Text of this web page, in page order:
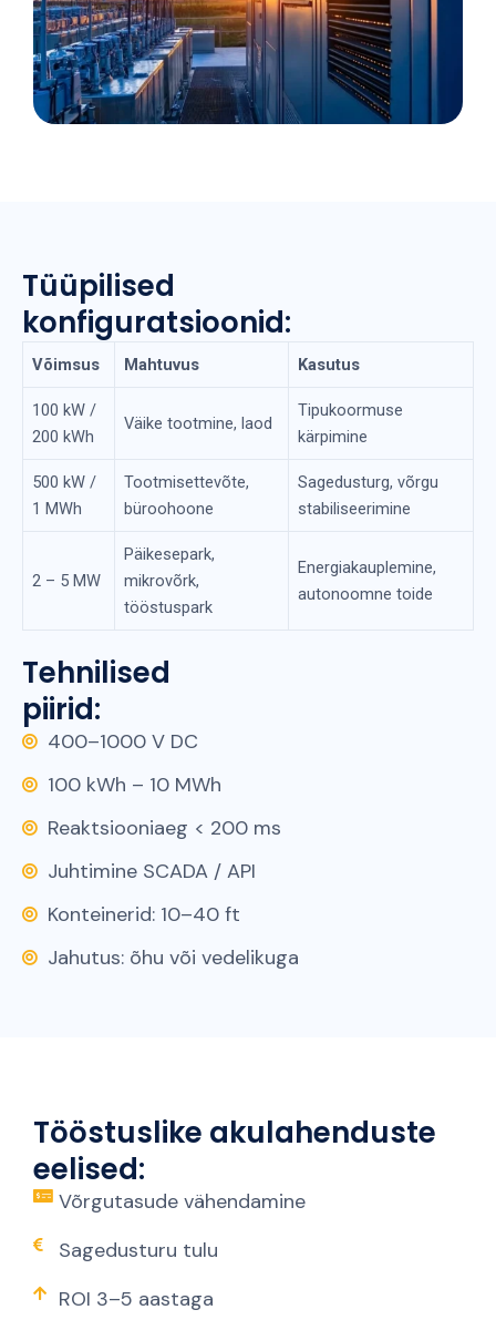
Tüüpilised
konfiguratsioonid:
Võimsus Mahtuvus Kasutus
100 kW /
200 kWh
Väike tootmine, laod
Tipukoormuse
kärpimine
500 kW /
1 MWh
Tootmisettevõte,
büroohoone
Sagedusturg, võrgu
stabiliseerimine
2 – 5 MW
Päikesepark,
mikrovõrk,
tööstuspark
Energiakauplemine,
autonoomne toide
Tehnilised
piirid:
400–1000 V DC
100 kWh – 10 MWh
Reaktsiooniaeg < 200 ms
Juhtimine SCADA / API
Konteinerid: 10–40 ft
Jahutus: õhu või vedelikuga
Tööstuslike akulahenduste
eelised:
Võrgutasude vähendamine
Sagedusturu tulu
ROI 3–5 aastaga